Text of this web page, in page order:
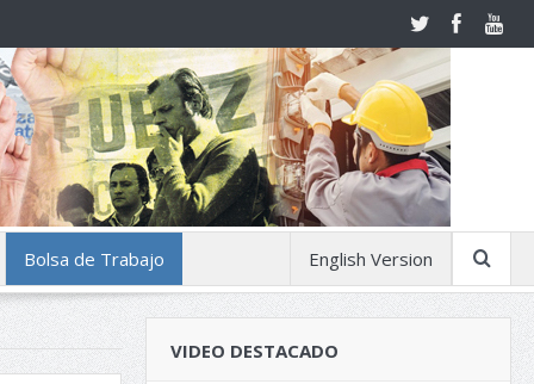
Bolsa de Trabajo English Version
VIDEO DESTACADO